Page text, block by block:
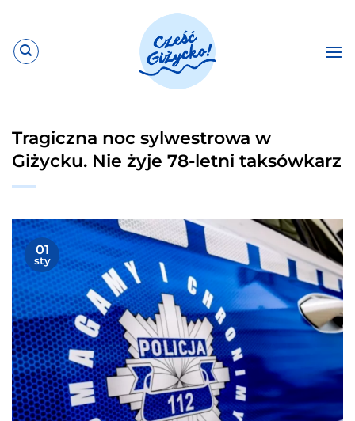
zawartości
Tragiczna noc sylwestrowa w
Giżycku. Nie żyje 78-letni taksówkarz
01
sty